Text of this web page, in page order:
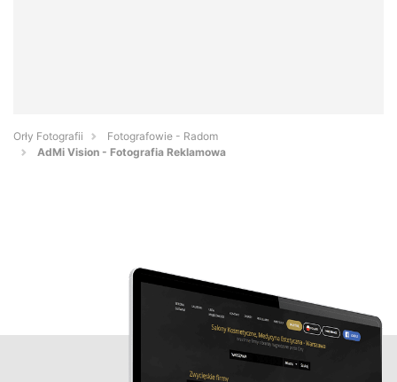
Orły Fotografii
Fotografowie - Radom
AdMi Vision - Fotografia Reklamowa